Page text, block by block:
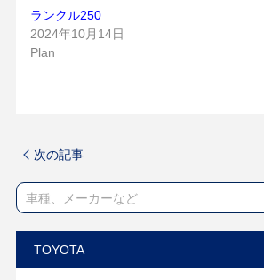
ランクル250
2024年10月14日
Plan
次の記事
TOYOTA